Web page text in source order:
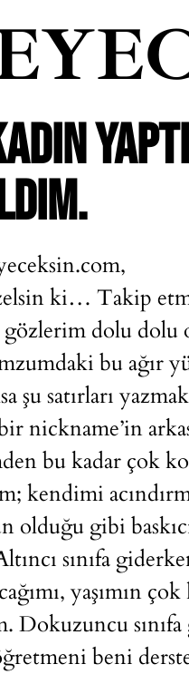
,
ki… Takip
gözlerim dolu
bu ağır
şu satırları
nickname’in
bu kadar çok
kendimi
olduğu gibi
sınıfa
yaşımın
sınıfa
beni